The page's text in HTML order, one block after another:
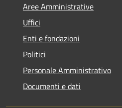
Aree Amministrative
Uffici
Enti e fondazioni
Politici
Personale Amministrativo
Documenti e dati